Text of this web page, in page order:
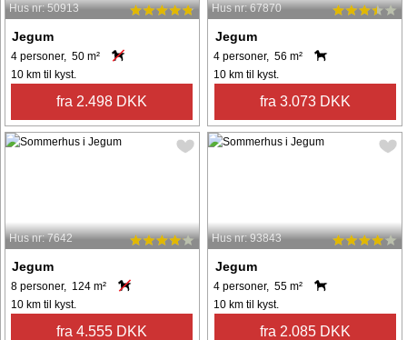
Hus nr: 50913
Jegum
4 personer, 50 m²
10 km til kyst.
fra 2.498 DKK
Hus nr: 67870
Jegum
4 personer, 56 m²
10 km til kyst.
fra 3.073 DKK
Hus nr: 7642
Jegum
8 personer, 124 m²
10 km til kyst.
fra 4.555 DKK
Hus nr: 93843
Jegum
4 personer, 55 m²
10 km til kyst.
fra 2.085 DKK